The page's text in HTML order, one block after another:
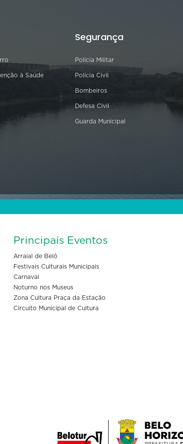
à Saúde
Segurança
Polícia Militar
Polícia Civil
Bombeiros
Defesa Civil
Guarda Municipal
Principais Eventos
Arraial de Belô
Festivais Culturais Municipais
Carnaval
Noturno nos Museus
Zona Cultura Praça da Estação
Circuito Municipal de Cultura